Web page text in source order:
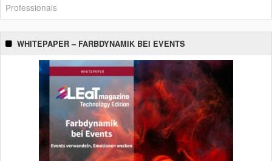
Professionals
WHITEPAPER – FARBDYNAMIK BEI EVENTS